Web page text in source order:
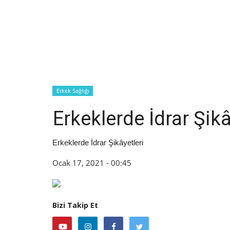
Erkek Sağlığı
Erkeklerde İdrar
Erkeklerde İdrar Şikâyetleri
Ocak 17, 2021 - 00:45
Bizi Takip Et